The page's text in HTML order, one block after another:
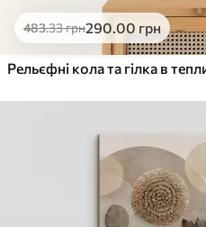
483.33грн290.00 грн